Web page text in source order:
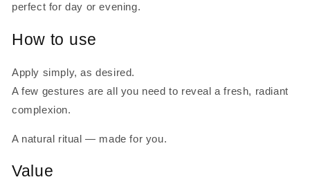
perfect for day or evening.
How to use
Apply simply, as desired.
A few gestures are all you need to reveal a fresh, radiant
complexion.
A natural ritual — made for you.
Value